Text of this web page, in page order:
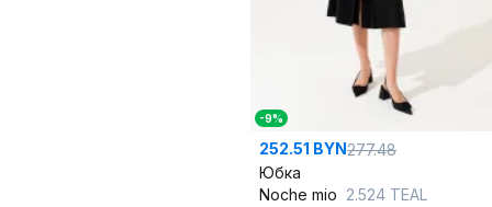
-9%
252.51 BYN277.48
Юбка
Noche mio 2.524 TEAL